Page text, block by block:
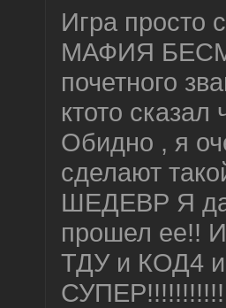
Игра просто
МАФИЯ
почетного
ктото
Обидно , я
сделают
ШЕДЕВР Я
прошел ее!! И
ТДУ и КОД4